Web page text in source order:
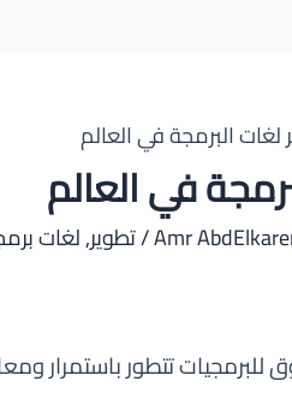
لغات البرمجة في العالم
في العالم
Amr
/تطوير,لغات
للبرمجيات تتطور باستمرار